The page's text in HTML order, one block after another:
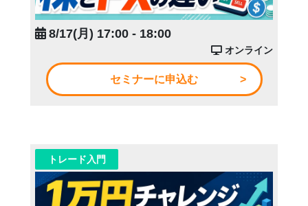
8/17(月) 17:00 - 18:00
オンライン
セミナーに申込む
トレード入門